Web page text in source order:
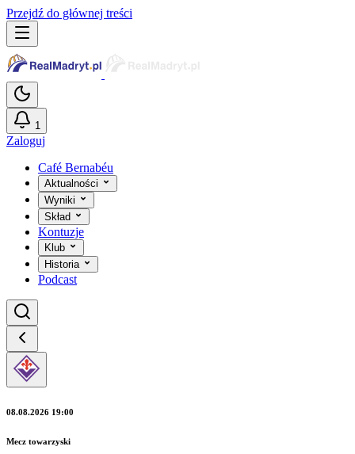
Przejdź do głównej treści
1
Zaloguj
Café Bernabéu
Aktualności
Wyniki
Skład
Kontuzje
Klub
Historia
Podcast
08.08.2026 19:00
Mecz towarzyski